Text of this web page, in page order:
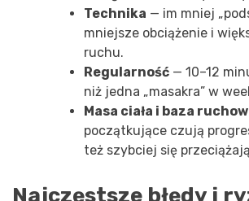
Technika — im mniej
mniejsze obciążenie i
ruchu.
Regularność — 10–12
niż jedna „masakra” w
Masa ciała i baza
początkujące czują
też szybciej się
Najczęstsze błędy i